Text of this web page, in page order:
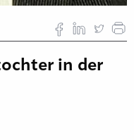
in der